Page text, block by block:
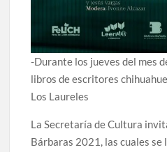
-Durante los jueves del mes
libros de escritores
Los Laureles
La Secretaría de Cultura
Bárbaras 2021, las cuales se